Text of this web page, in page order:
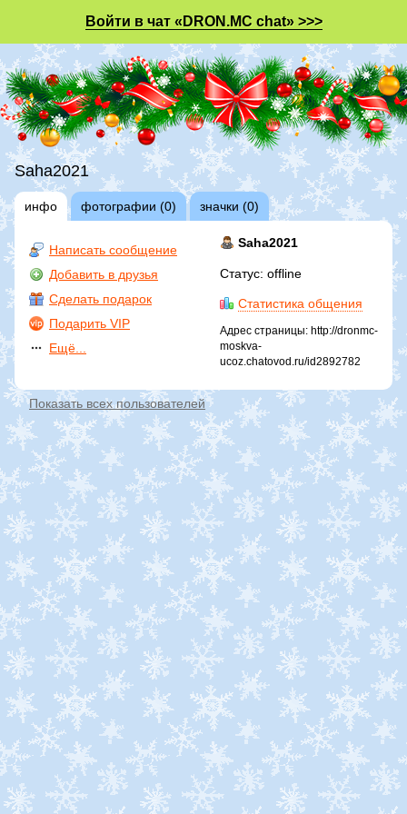
Войти в чат «DRON.MC chat» >>>
Saha2021
инфо фотографии (0) значки (0)
Написать сообщение
Добавить в друзья
Сделать подарок
Подарить VIP
Ещё...
Saha2021
Статус: offline
Статистика общения
Адрес страницы: http://dronmc-
moskva-
ucoz.chatovod.ru/id2892782
Показать всех пользователей